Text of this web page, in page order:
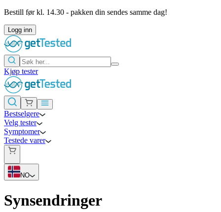
Bestill før kl. 14.30 - pakken din sendes samme dag!
Logg inn
Kjøp tester
Bestselgere
Velg tester
Symptomer
Testede varer
NO
Synsendringer